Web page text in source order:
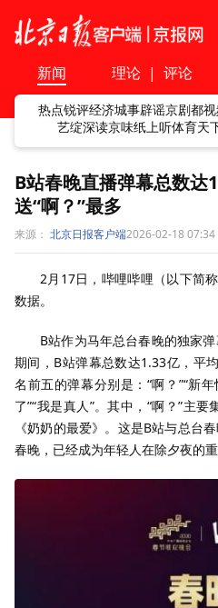
新闻 理论 | 评论
热点锐评经济城事辟谣京剧都
艺绽深读京味纸上听体育天
B站春晚直播弹幕总数达
送“啊？”最多
来源： 北京日报客户端2026-02-18 07:34
2月17日，哔哩哔哩（以下简
数据。
B站作为马年总台春晚的独家
期间，B站弹幕总数达1.33亿，平
名前五的弹幕分别是：“啊？”“新
了”“我是真人”。其中，“啊？”主
《奶奶的最爱》。这是B站与总台
春晚，已经成为年轻人在除夕夜的重